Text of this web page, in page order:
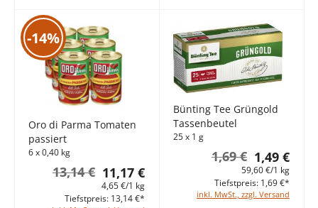
-14%
Oro di Parma Tomaten
passiert
6 x 0,40 kg
11,17 €
13,14 €
4,65 €/1 kg
Tiefstpreis: 13,14 €*
Bünting Tee Grüngold
Tassenbeutel
25 x 1 g
1,49 €
1,69 €
59,60 €/1 kg
inkl. MwSt., zzgl. Versand
Tiefstpreis: 1,69 €*